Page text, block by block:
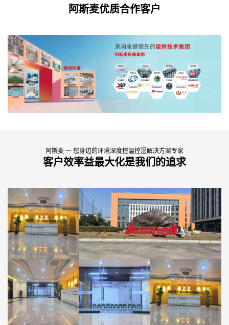
阿斯麦优质合作客户
阿斯麦 一 您身边的环境深度控温控湿解决方案专家
客户效率益最大化是我们的追求